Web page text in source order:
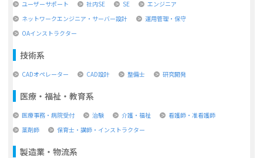
ユーザーサポート 社内SE SE
エンジニア
ネットワークエンジニア・サーバー設計
運用管理・保守
OAインストラクター
技術系
CADオペレーター CAD設計 整備士 研究開発
医療・福祉・教育系
医療事務・病院受付 治験 介護・福祉
看護師・准看護師
薬剤師
保育士・講師・インストラクター
製造業・物流系